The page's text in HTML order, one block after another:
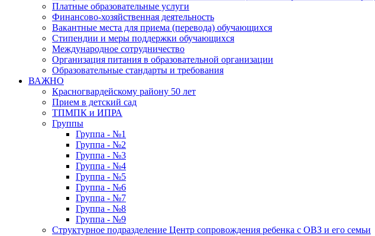
Платные образовательные услуги
Финансово-хозяйственная деятельность
Вакантные места для приема (перевода) обучающихся
Стипендии и меры поддержки обучающихся
Международное сотрудничество
Организация питания в образовательной организации
Образовательные стандарты и требования
ВАЖНО
Красногвардейскому району 50 лет
Прием в детский сад
ТПМПК и ИПРА
Группы
Группа - №1
Группа - №2
Группа - №3
Группа - №4
Группа - №5
Группа - №6
Группа - №7
Группа - №8
Группа - №9
Структурное подразделение Центр сопровождения ребенка с ОВЗ и его семьи